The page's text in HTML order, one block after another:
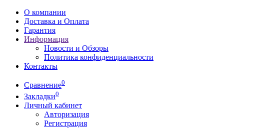
О компании
Доставка и Оплата
Гарантия
Информация
Новости и Обзоры
Политика конфиденциальности
Контакты
Сравнение0
Закладки0
Личный кабинет
Авторизация
Регистрация